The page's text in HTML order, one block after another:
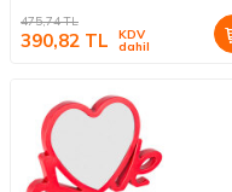
475,74TL
390,82 TL KDV
dahil